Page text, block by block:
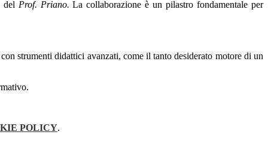
Prof. Priano. La collaborazione è un pilastro fondamentale per
strumenti didattici avanzati, come il tanto desiderato motore di un
POLICY.